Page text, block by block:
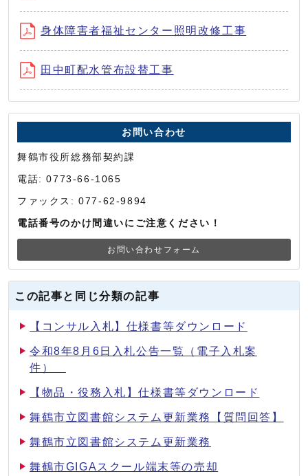
身体障害者福祉センター照明改修工事
田中町配水管布設替工事
お問い合わせ
舞鶴市役所総務部契約課
電話: 0773-66-1065
ファックス: 077-62-9894
電話番号のかけ間違いにご注意ください！
お問い合わせフォーム
この記事と同じ分類の記事
【コンサル入札】仕様書等ダウンロード
令和8年8月6日入札公告一覧（電子入札案
件）
【物品・役務入札】仕様書等ダウンロード
舞鶴市立図書館システム更新業務【質問回答】
舞鶴市立図書館システム更新業務
舞鶴市GIGAスクール端末等の売却